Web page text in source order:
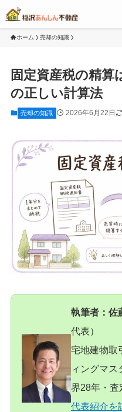
ホーム 売却の知識
固定資産税の精算
の正しい計算法
売却の知識 2026年6月22日
執筆者：佐
代表）
宅地建物取
ィングマス
界28年・査
代表紹介を